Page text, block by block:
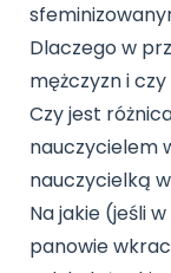
Dlaczego w
mężczyzn i
Czy jest
nauczycielem
nauczycielką
Na jakie (jeśli
panowie